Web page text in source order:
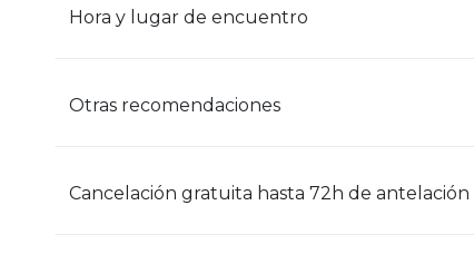
Hora y lugar de encuentro
Otras recomendaciones
Cancelación gratuita hasta 72h de antelación